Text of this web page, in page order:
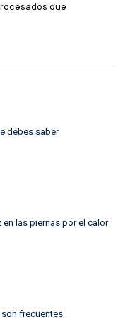
que
debes saber
las piernas por el calor
frecuentes